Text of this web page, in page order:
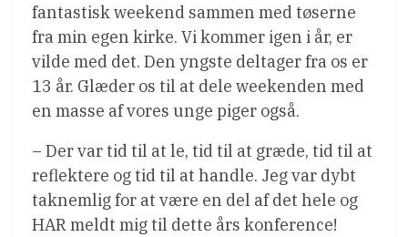
fantastisk weekend sammen med tøserne
fra min egen kirke. Vi kommer igen i år, er
vilde med det. Den yngste deltager fra os er
13 år. Glæder os til at dele weekenden med
en masse af vores unge piger også.
– Der var tid til at le, tid til at græde, tid til at
reflektere og tid til at handle. Jeg var dybt
taknemlig for at være en del af det hele og
HAR meldt mig til dette års konference!